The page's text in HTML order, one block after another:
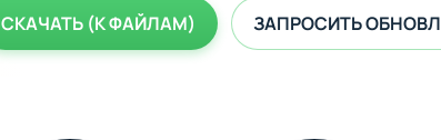
СКАЧАТЬ (К ФАЙЛАМ) ЗАПРОСИТЬ